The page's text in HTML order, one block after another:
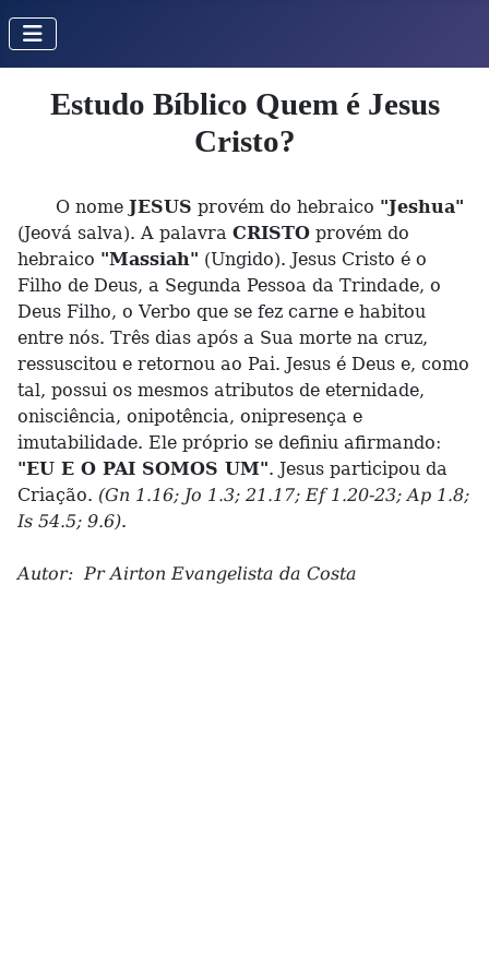
Estudo Bíblico Quem é Jesus
Cristo?
O nome JESUS provém do hebraico "Jeshua"
(Jeová salva). A palavra CRISTO provém do
hebraico "Massiah" (Ungido). Jesus Cristo é o
Filho de Deus, a Segunda Pessoa da Trindade, o
Deus Filho, o Verbo que se fez carne e habitou
entre nós. Três dias após a Sua morte na cruz,
ressuscitou e retornou ao Pai. Jesus é Deus e, como
tal, possui os mesmos atributos de eternidade,
onisciência, onipotência, onipresença e
imutabilidade. Ele próprio se definiu afirmando:
"EU E O PAI SOMOS UM". Jesus participou da
Criação. (Gn 1.16; Jo 1.3; 21.17; Ef 1.20-23; Ap 1.8;
Is 54.5; 9.6).
Autor: Pr Airton Evangelista da Costa